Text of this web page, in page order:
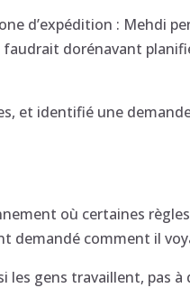
d’expédition : Mehdi
faudrait dorénavant
et identifié une
où certaines
demandé comment il
les gens travaillent, pas